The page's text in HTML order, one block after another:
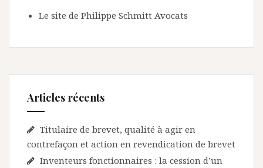
Le site de Philippe Schmitt Avocats
Articles récents
Titulaire de brevet, qualité à agir en
contrefaçon et action en revendication de brevet
Inventeurs fonctionnaires : la cession d’un